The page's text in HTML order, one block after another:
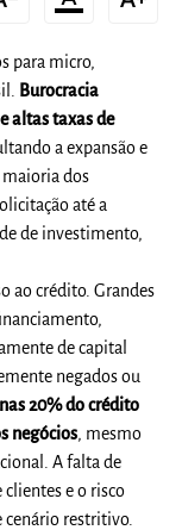
para micro,
Burocracia
altas taxas de
a expansão e
maioria dos
até a
de investimento,
ao crédito. Grandes
de capital
negados ou
20% do crédito
negócios, mesmo
A falta de
e o risco
cenário restritivo.